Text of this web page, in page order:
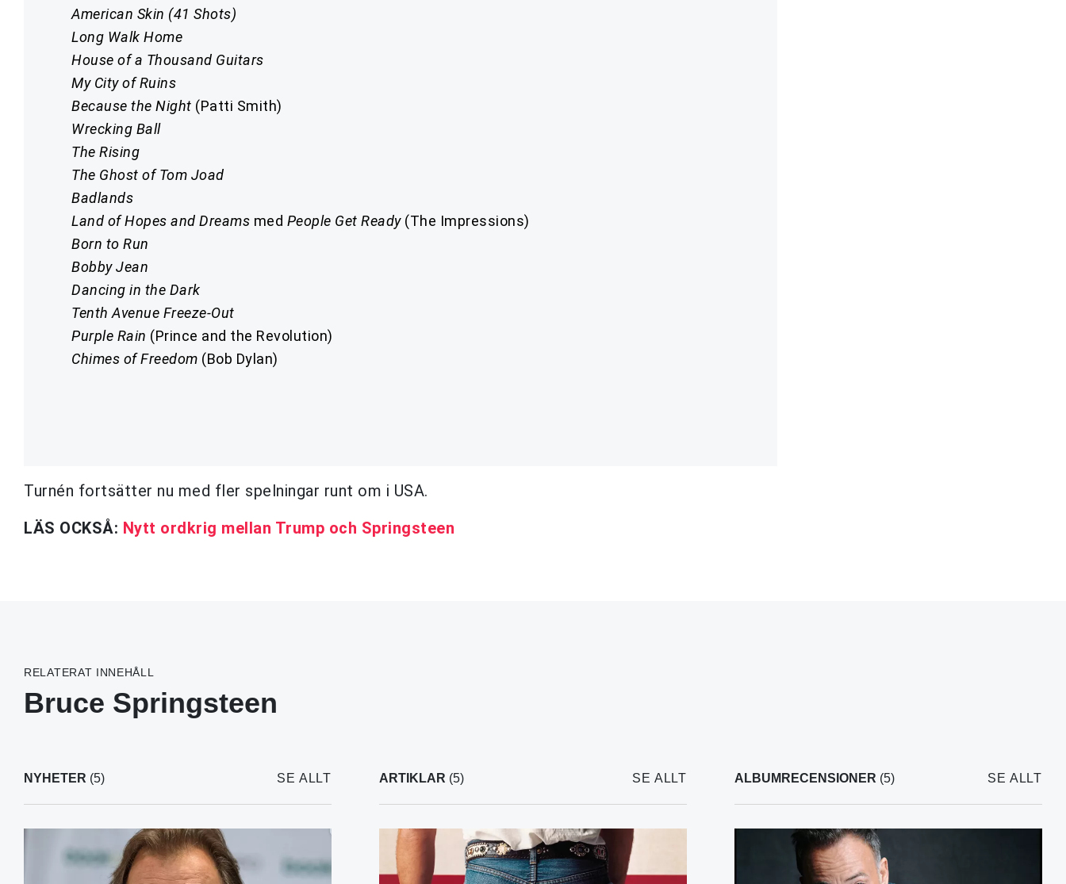
American Skin (41 Shots)
Long Walk Home
House of a Thousand Guitars
My City of Ruins
Because the Night (Patti Smith)
Wrecking Ball
The Rising
The Ghost of Tom Joad
Badlands
Land of Hopes and Dreams med People Get Ready(The Impressions)
Born to Run
Bobby Jean
Dancing in the Dark
Tenth Avenue Freeze-Out
Purple Rain (Prince and the Revolution)
Chimes of Freedom (Bob Dylan)
Turnén fortsätter nu med fler spelningar runt om i USA.
LÄS OCKSÅ: Nytt ordkrig mellan Trump och Springsteen
RELATERAT INNEHÅLL
Bruce Springsteen
NYHETER (5) SE ALLT ARTIKLAR (5) SE ALLT ALBUMRECENSIONER (5) SE ALLT